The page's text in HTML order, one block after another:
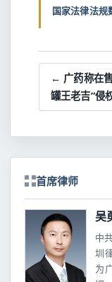
国家法律法规
← 广药称在
罐王老吉”侵
首席律师
吴
中
圳
为